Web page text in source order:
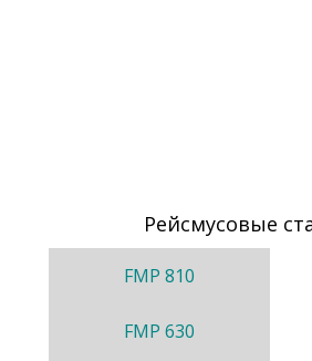
Рейсмусовые
FMP 810
FMP 630